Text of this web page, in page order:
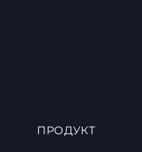
ПРОДУКТ